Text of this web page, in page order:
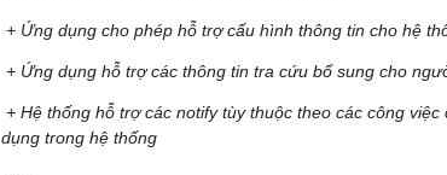
+ Ứng dụng cho phép hỗ trợ cấu hình thông tin cho hệ
+ Ứng dụng hỗ trợ các thông tin tra cứu bổ sung cho
+ Hệ thống hỗ trợ các notify tùy thuộc theo các công
dụng trong hệ thống